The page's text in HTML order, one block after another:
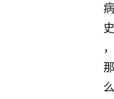
病
史
，
那
么